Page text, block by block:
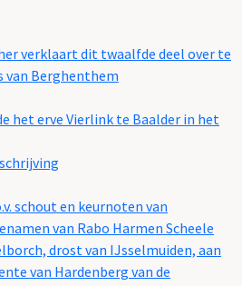
verklaart dit twaalfde deel over te
van Berghenthem
het erve Vierlink te Baalder in het
schout en keurnoten van
van Rabo Harmen Scheele
drost van IJsselmuiden, aan
van Hardenberg van de